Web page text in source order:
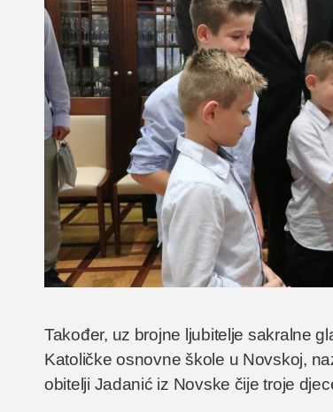
Također, uz brojne ljubitelje sakralne
Katoličke osnovne škole u Novskoj,
obitelji Jadanić iz Novske čije troje